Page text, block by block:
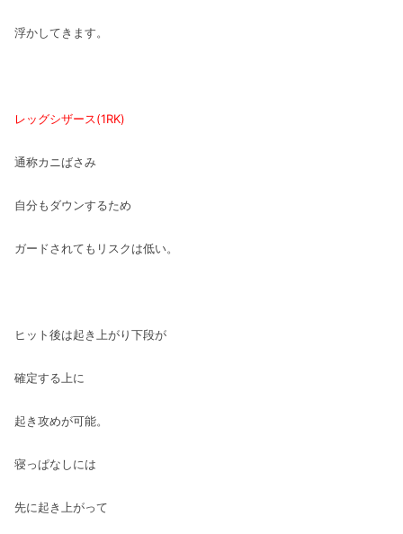
浮かしてきます。
レッグシザース(1RK)
通称カニばさみ
自分もダウンするため
ガードされてもリスクは低い。
ヒット後は起き上がり下段が
確定する上に
起き攻めが可能。
寝っぱなしには
先に起き上がって